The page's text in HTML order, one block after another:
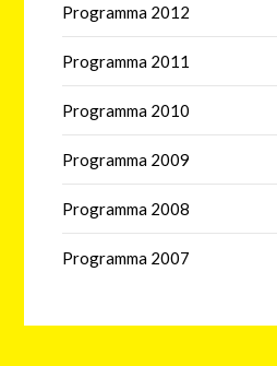
Programma 2012
Programma 2011
Programma 2010
Programma 2009
Programma 2008
Programma 2007